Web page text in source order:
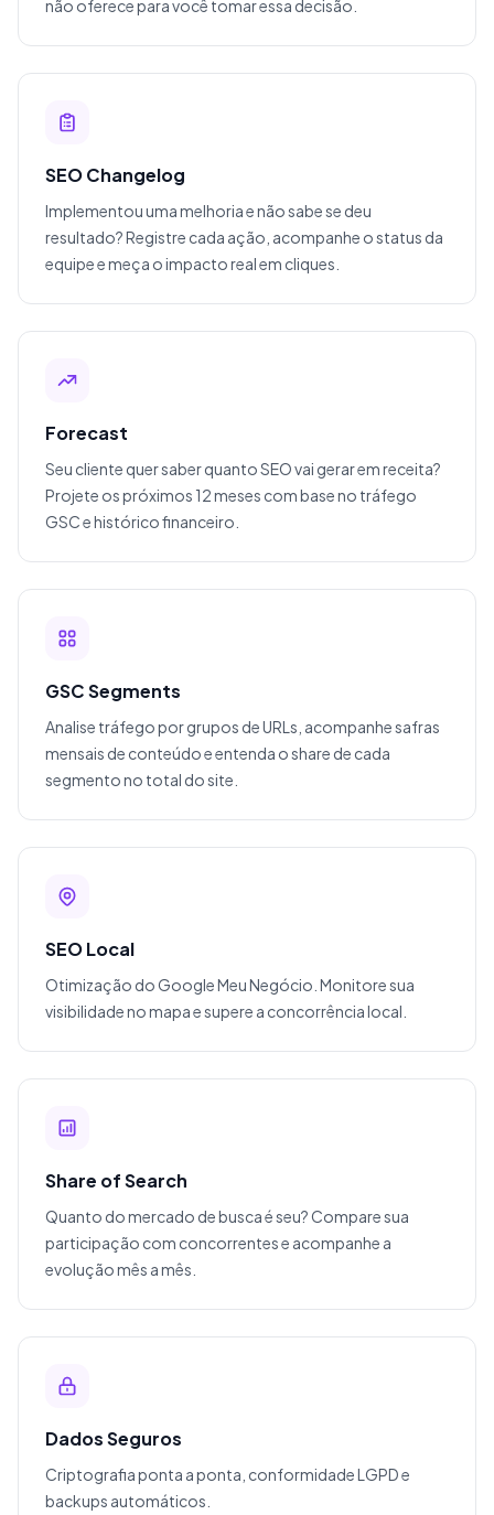
não oferece para você tomar essa decisão.
SEO Changelog
Implementou uma melhoria e não sabe se deu
resultado? Registre cada ação, acompanhe o status da
equipe e meça o impacto real em cliques.
Forecast
Seu cliente quer saber quanto SEO vai gerar em receita?
Projete os próximos 12 meses com base no tráfego
GSC e histórico financeiro.
GSC Segments
Analise tráfego por grupos de URLs, acompanhe safras
mensais de conteúdo e entenda o share de cada
segmento no total do site.
SEO Local
Otimização do Google Meu Negócio. Monitore sua
visibilidade no mapa e supere a concorrência local.
Share of Search
Quanto do mercado de busca é seu? Compare sua
participação com concorrentes e acompanhe a
evolução mês a mês.
Dados Seguros
Criptografia ponta a ponta, conformidade LGPD e
backups automáticos.